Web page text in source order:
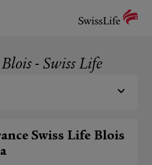
- Swiss Life
Swiss Life Blois